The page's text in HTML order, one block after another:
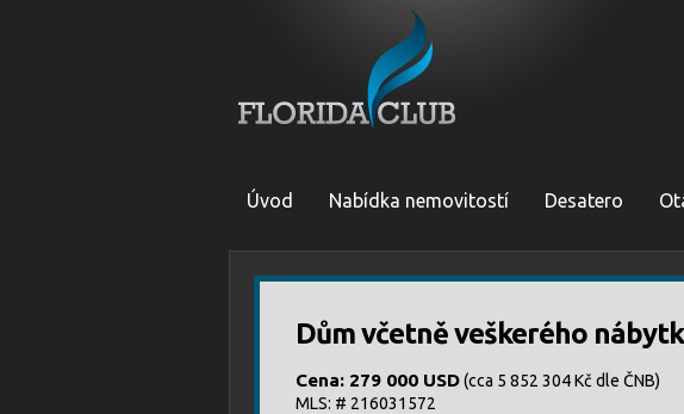
Úvod Nabídka nemovitostí Desatero
Dům včetně veškerého
Cena: 279 000 USD(cca 5 852 304 Kč dle ČNB)
MLS: # 216031572